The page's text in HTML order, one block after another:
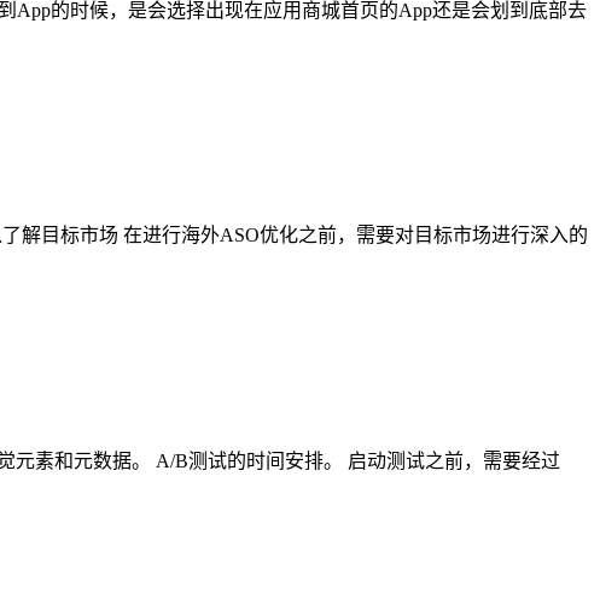
App的时候，是会选择出现在应用商城首页的App还是会划到底部去
解目标市场 在进行海外ASO优化之前，需要对目标市场进行深入的
素和元数据。 A/B测试的时间安排。 启动测试之前，需要经过